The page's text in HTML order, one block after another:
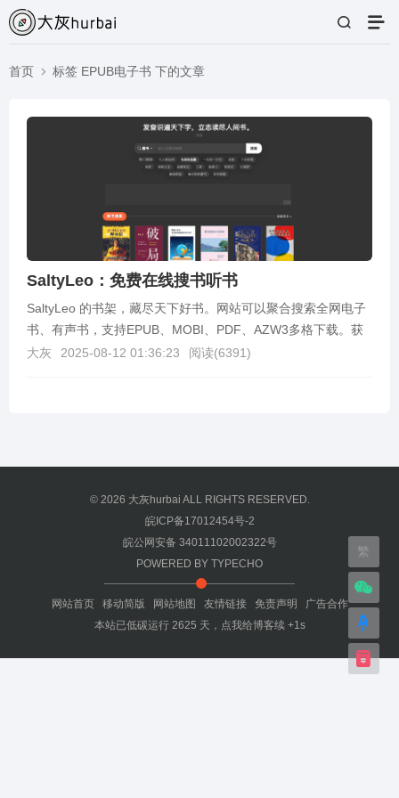
首页 标签 EPUB电子书 下的文章
SaltyLeo：免费在线搜书听书
SaltyLeo 的书架，藏尽天下好书。网站可以聚合搜索全网电子
书、有声书，支持EPUB、MOBI、PDF、AZW3多格下载。获
取网址SaltyLeo 的书架：...
大灰 2025-08-12 01:36:23 阅读(6391)
© 2026 大灰hurbai ALL RIGHTS RESERVED.
皖ICP备17012454号-2
皖公网安备 34011102002322号
POWERED BY TYPECHO
网站首页 移动简版 网站地图 友情链接 免责声明
广告合作
本站已低碳运行2625 天， 点我给博客续 +1s
繁